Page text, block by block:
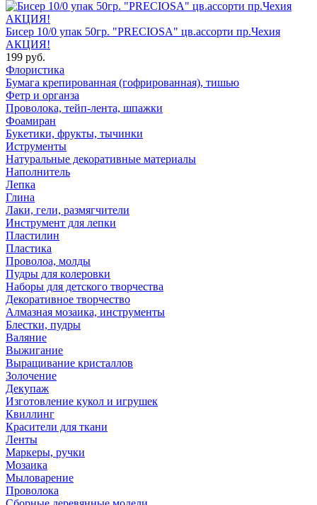
Бисер 10/0 упак 50гр. "PRECIOSA" цв.ассорти пр.Чехия
АКЦИЯ!
199 руб.
Флористика
Бумага крепированная (гофрированная), тишью
Фетр и органза
Проволока, тейп-лента, шпажки
Фоамиран
Букетики, фрукты, тычинки
Иструменты
Натуральные декоративные материалы
Наполнитель
Лепка
Глина
Лаки, гели, размягчители
Инструмент для лепки
Пластилин
Пластика
Проволоа, молды
Пудры для колеровки
Наборы для детского творчества
Декоративное творчество
Алмазная мозаика, инструменты
Блестки, пудры
Валяние
Выжигание
Выращивание кристаллов
Золочение
Декупаж
Изготовление кукол и игрушек
Квиллинг
Красители для ткани
Ленты
Маркеры, ручки
Мозаика
Мыловарение
Проволока